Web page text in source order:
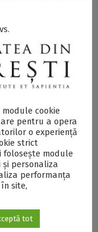
în
cookie
pentru a opera
o experiență
strict
folosește module
personaliza
performanța
site,
tot